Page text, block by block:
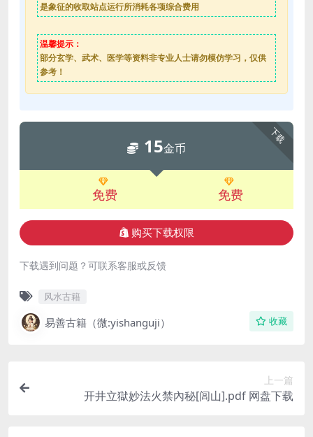
是象征的收取站点运行所消耗各项综合费用
温馨提示：
部分玄学、武术、医学等资料非专业人士请勿模仿学习，仅供
参考！
下载
15金币
免费 免费
购买下载权限
下载遇到问题？可联系客服或反馈
风水古籍
易善古籍（微:yishanguji） 收藏
上一篇
开井立獄妙法火禁內秘[闾山].pdf 网盘下载